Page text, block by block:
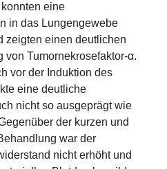
eine
in das Lungengewebe
zeigten einen deutlichen
von Tumornekrosefaktor-α.
vor der Induktion des
eine deutliche
nicht so ausgeprägt wie
der kurzen und
war der
nicht erhöht und